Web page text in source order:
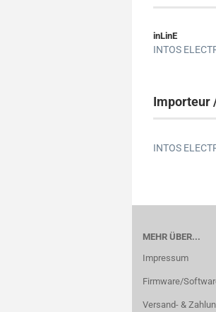
inLinE
INTOS
Importeur
INTOS
MEHR ÜBER...
Impressum
Firmware/
Versand- &